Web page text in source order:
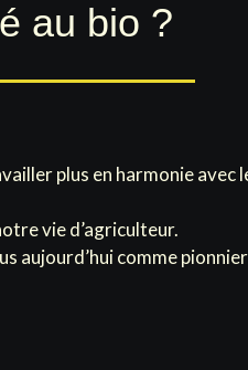
au bio ?
plus en harmonie avec
vie d’agriculteur.
aujourd’hui comme